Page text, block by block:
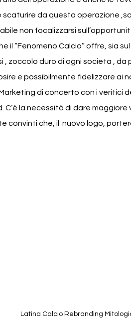
da questa operazione
non focalizzarsi
il “Fenomeno Calcio” offre, sia
, zoccolo duro di ogni societa ,
e possibilmente fidelizzare ai
di concerto con i veritici
C’è la necessità di dare
convinti che, il  nuovo logo,
Latina Calcio Rebranding